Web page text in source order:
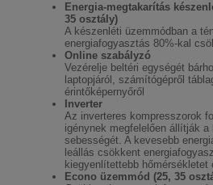
Energia-megtakarítás
35 osztály)
A készenléti üzemmódban a
energiafogyasztás 80%-kal
Online szabályzó
Vezérelje beltéri egységét
laptopjáról, számítógépről
érintőképernyőről
Inverter
Az inverteres kompresszorok
igénynek megfelelően állítják a
sebességét. A kevesebb
leállás csökkent
kiegyenlítettebb hőmérsékletet
Econo üzemmód (25, 35